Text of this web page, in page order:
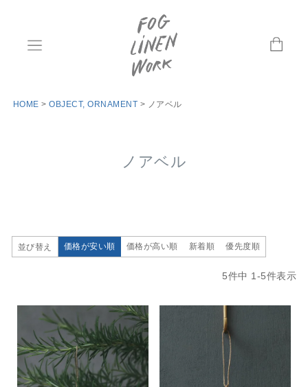
HOME OBJECT, ORNAMENT ノアベル
ノアベル
並び替え 価格が安い順 価格が高い順 新着順 優先度順
5件中 1-5件表示